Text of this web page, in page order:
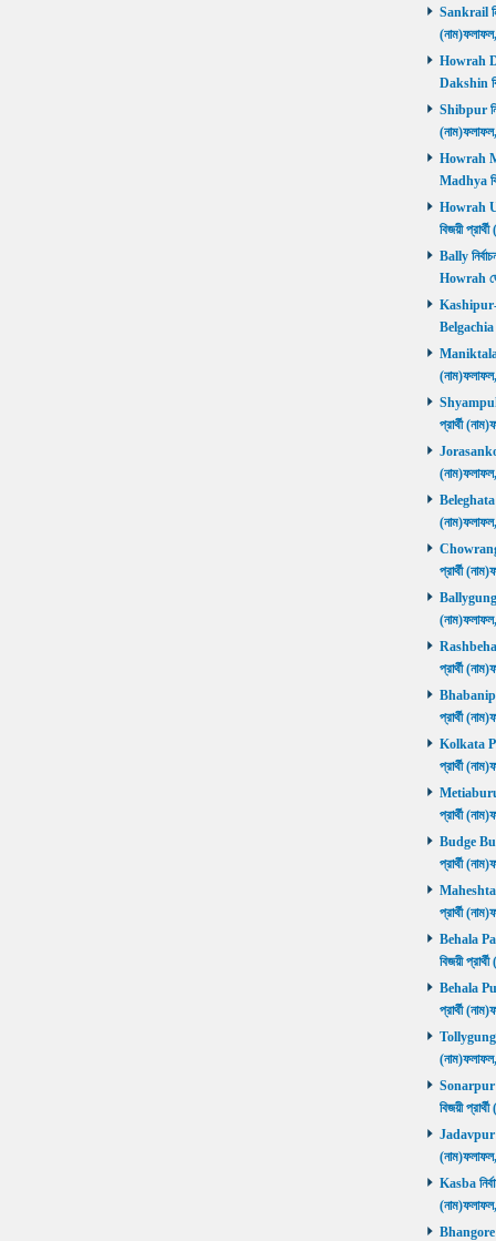
Sankrail
Howrah
Dakshin
Shibpur
Howrah
Madhya
Howrah
বিজয়ী
Bally
Howrah
Kashipur-
Belgachia
Maniktala
প্রার্থী
Jorasanko
Beleghata
প্রার্থী
Ballygunge
প্রার্থী
প্রার্থী
Kolkata
প্রার্থী
Metiaburuz
প্রার্থী
Budge
প্রার্থী
প্রার্থী
Behala
বিজয়ী
Behala
প্রার্থী
Tollygunge
Sonarpur
বিজয়ী
Jadavpur
Kasba
Bhangore